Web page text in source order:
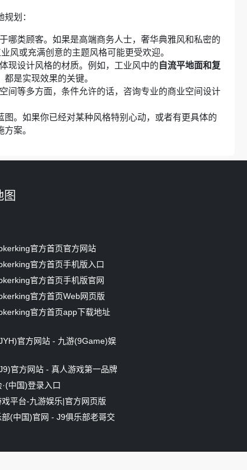
划：
哪类顾客。如果是高端商务人士，奢华典雅风和私密的
风或充满创意的主题风格可能更受欢迎。
现设计风格的材质。例如，工业风中的自流平地面和复
都是实现效果的关键。
间等多方面，条件允许的话，咨询专业的商业空间设计
。如果你已经对某种风格特别心动，或者有更具体的
案。
图
官方首页官方网站
官方首页手机版入口
官方首页手机版官网
官方首页Web网页版
官方首页app下载地址
官方网站 - 九游(9Game)娱
官方网站 - 真人游戏第一品牌
中国)登录入口
戏平台-九游娱乐|官方网页版
(中国)官网 - J9俱乐部老哥交